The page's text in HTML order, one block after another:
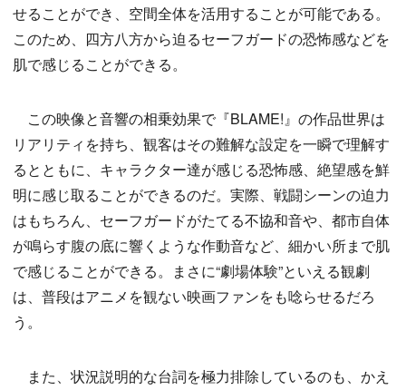
せることができ、空間全体を活用することが可能である。
このため、四方八方から迫るセーフガードの恐怖感などを
肌で感じることができる。
この映像と音響の相乗効果で『BLAME!』の作品世界は
リアリティを持ち、観客はその難解な設定を一瞬で理解す
るとともに、キャラクター達が感じる恐怖感、絶望感を鮮
明に感じ取ることができるのだ。実際、戦闘シーンの迫力
はもちろん、セーフガードがたてる不協和音や、都市自体
が鳴らす腹の底に響くような作動音など、細かい所まで肌
で感じることができる。まさに“劇場体験”といえる観劇
は、普段はアニメを観ない映画ファンをも唸らせるだろ
う。
また、状況説明的な台詞を極力排除しているのも、かえ